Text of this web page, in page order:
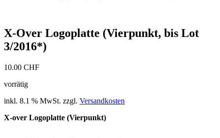
X-Over Logoplatte (Vierpunkt, bis Lot
3/2016*)
10.00 CHF
vorrätig
inkl. 8.1 % MwSt. zzgl. Versandkosten
X-over Logoplatte (Vierpunkt)